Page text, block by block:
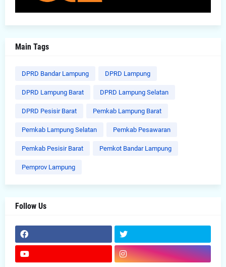
Main Tags
DPRD Bandar Lampung DPRD Lampung
DPRD Lampung Barat DPRD Lampung Selatan
DPRD Pesisir Barat Pemkab Lampung Barat
Pemkab Lampung Selatan Pemkab Pesawaran
Pemkab Pesisir Barat Pemkot Bandar Lampung
Pemprov Lampung
Follow Us